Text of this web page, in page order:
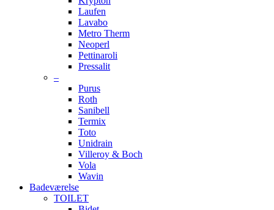
Laufen
Lavabo
Metro Therm
Neoperl
Pettinaroli
Pressalit
–
Purus
Roth
Sanibell
Termix
Toto
Unidrain
Villeroy & Boch
Vola
Wavin
Badeværelse
TOILET